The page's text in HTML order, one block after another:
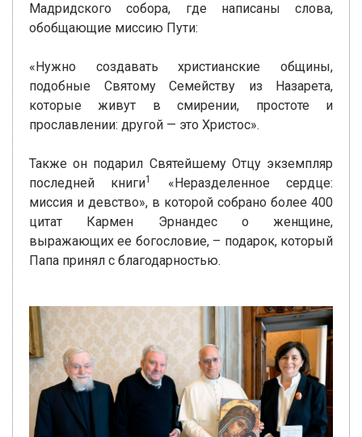
Мадридского собора, где написаны слова,
обобщающие миссию Пути:
«Нужно создавать христианские общины,
подобные Святому Семейству из Назарета,
которые живут в смирении, простоте и
прославлении: другой — это Христос».
Также он подарил Святейшему Отцу экземпляр
последней книги1
«Неразделенное сердце:
миссия и девство», в которой собрано более 400
цитат Кармен Эрнандес о женщине,
выражающих ее богословие, – подарок, который
Папа принял с благодарностью.